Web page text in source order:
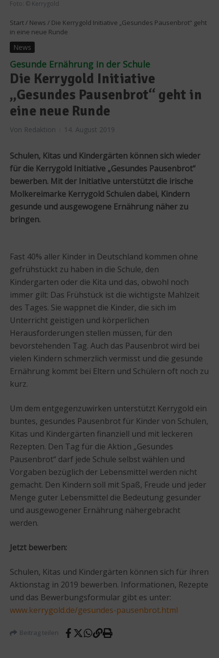
Foto: © Kerrygold
Start / News / Die Kerrygold Initiative „Gesundes Pausenbrot“ geht
in eine neue Runde
News
Gesunde Ernährung in der Schule
Die Kerrygold Initiative
„Gesundes Pausenbrot“ geht in
eine neue Runde
Von Redaktion 14. August 2019
Schulen, Kitas und Kindergärten können sich wieder
für die Kerrygold Initiative „Gesundes Pausenbrot“
bewerben. Mit der Initiative unterstützt die irische
Molkereimarke Kerrygold Schulen dabei, Kindern
gesunde und ausgewogene Ernährung näher zu
bringen.
Fast 40% aller Kinder in Deutschland kommen ohne
gefrühstückt zu haben in die Schule, den
Kindergarten oder die Kita und das, obwohl noch
immer gilt: Das Frühstück ist die wichtigste Mahlzeit
des Tages. Sie wappnet die Kinder, die sich im
Unterricht geistigen und körperlichen
Herausforderungen stellen müssen, für den
bevorstehenden Tag. Auch das Pausenbrot wird bei
vielen Kindern schmerzlich vermisst und die gesunde
Ernährung kommt bei Eltern und Schülern oft noch zu
kurz.
Um dem entgegenzuwirken unterstützt Kerrygold ein
buntes, gesundes Pausenbrot für Kinder von Schulen,
Kitas und Kindergärten finanziell und mit leckeren
Rezepten. Den Tag für die Aktion „Gesundes
Pausenbrot“ darf jede Schule selbst wählen und
Vorgaben bezüglich der Lebensmittel werden nicht
gemacht. Den Kindern soll mit Spaß, Freude und jeder
Menge guter Lebensmittel die Bedeutung gesunder
und ausgewogener Ernährung nähergebracht
werden.
Jetzt bewerben:
Schulen, Kitas und Kindergärten können sich für ihren
Aktionstag in 2019 bewerben. Informationen, Rezepte
und das Bewerbungsformular gibt es unter:
www.kerrygold.de/gesundes-pausenbrot.html
Beitrag teilen